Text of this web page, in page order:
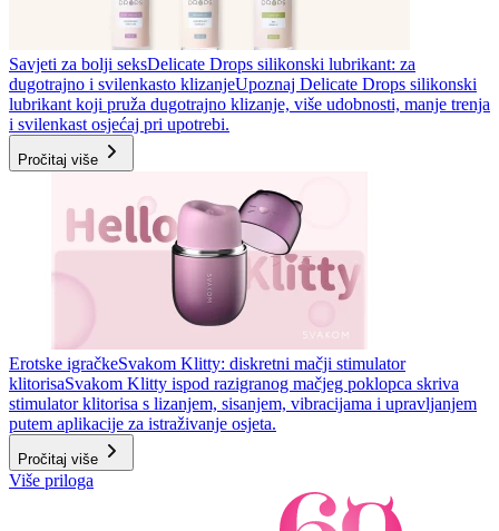
Savjeti za bolji seksDelicate Drops silikonski lubrikant: za
dugotrajno i svilenkasto klizanjeUpoznaj Delicate Drops silikonski
lubrikant koji pruža dugotrajno klizanje, više udobnosti, manje trenja
i svilenkast osjećaj pri upotrebi.
Pročitaj više
Erotske igračkeSvakom Klitty: diskretni mačji stimulator
klitorisaSvakom Klitty ispod razigranog mačjeg poklopca skriva
stimulator klitorisa s lizanjem, sisanjem, vibracijama i upravljanjem
putem aplikacije za istraživanje osjeta.
Pročitaj više
Više priloga